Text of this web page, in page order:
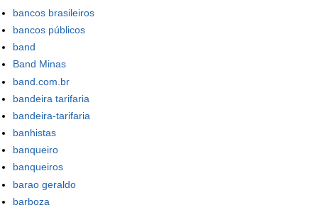
bancos brasileiros
bancos públicos
band
Band Minas
band.com.br
bandeira tarifaria
bandeira-tarifaria
banhistas
banqueiro
banqueiros
barao geraldo
barboza